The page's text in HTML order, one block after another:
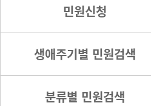
민원신청
생애주기별 민원검색
분류별 민원검색